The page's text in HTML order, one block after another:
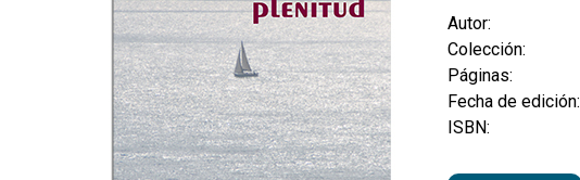
Autor:
Colección:
Páginas:
Fecha de edición:
ISBN: